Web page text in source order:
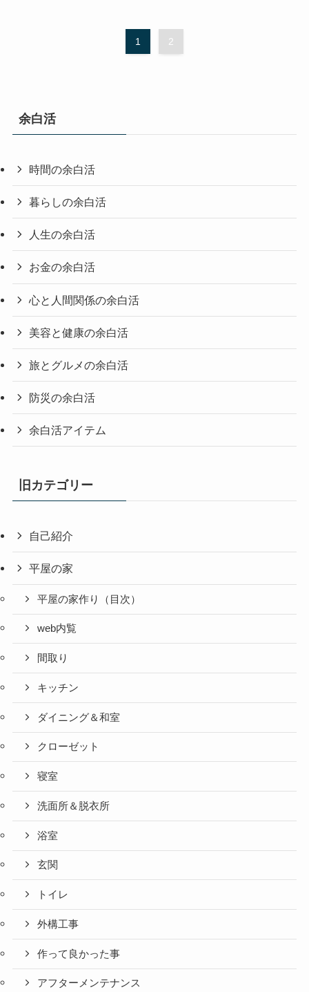
1 2
余白活
時間の余白活
暮らしの余白活
人生の余白活
お金の余白活
心と人間関係の余白活
美容と健康の余白活
旅とグルメの余白活
防災の余白活
余白活アイテム
旧カテゴリー
自己紹介
平屋の家
平屋の家作り（目次）
web内覧
間取り
キッチン
ダイニング＆和室
クローゼット
寝室
洗面所＆脱衣所
浴室
玄関
トイレ
外構工事
作って良かった事
アフターメンテナンス